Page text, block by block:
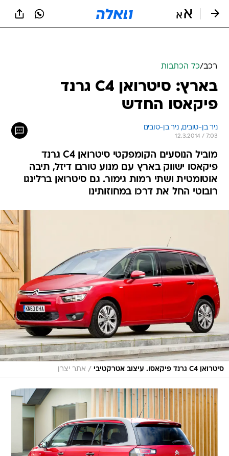
רכב/כל הכתבות
בארץ: סיטרואן C4 גרנד
פיקאסו החדש
ניר בן-טובים, ניר בן-טובים
12.3.2014 / 7:03
מוביל הנוסעים הקומפקטי סיטרואן C4 גרנד
פיקאסו ישווק בארץ עם מנוע טורבו דיזל, תיבה
אוטומטית ושתי רמות גימור. גם סיטרואן ברלינגו
רובוטי החל את דרכו במחוזותינו
סיטרואן C4 גרנד פיקאסו. עיצוב אטרקטיבי / אתר יצרן